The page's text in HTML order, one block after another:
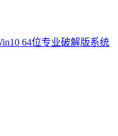
64位专业破解版系统